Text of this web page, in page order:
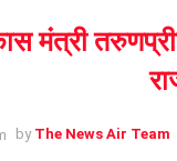
मंत्री
by The News Air Team